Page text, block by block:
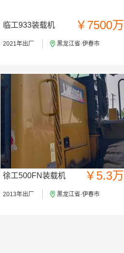
临工933装载机 ￥7500万
2021年出厂 黑龙江省·伊春市
徐工500FN装载机 ￥5.3万
2013年出厂 黑龙江省·伊春市